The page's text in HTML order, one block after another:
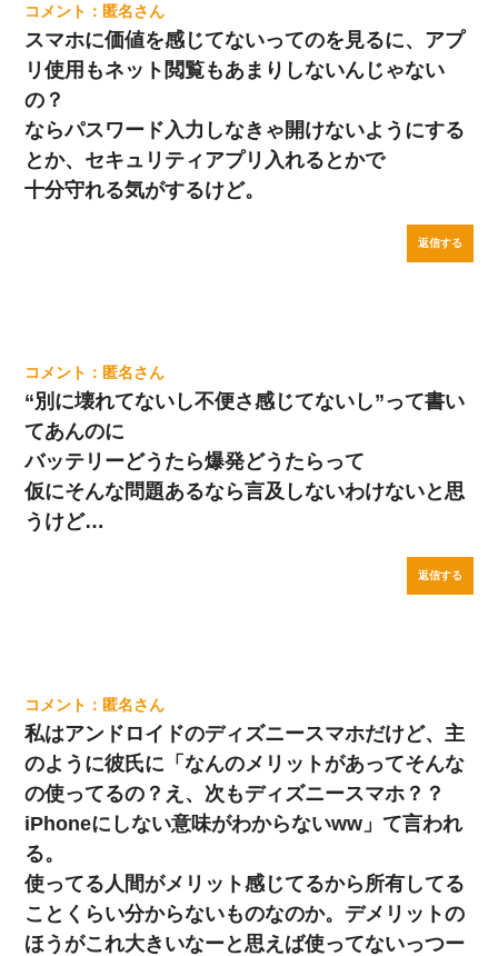
匿名
スマホに価値を感じてないってのを見るに、アプ
リ使用もネット閲覧もあまりしないんじゃない
の？
ならパスワード入力しなきゃ開けないようにする
とか、セキュリティアプリ入れるとかで
十分守れる気がするけど。
返信する
匿名
“別に壊れてないし不便さ感じてないし”って書い
てあんのに
バッテリーどうたら爆発どうたらって
仮にそんな問題あるなら言及しないわけないと思
うけど…
返信する
匿名
私はアンドロイドのディズニースマホだけど、主
のように彼氏に「なんのメリットがあってそんな
の使ってるの？え、次もディズニースマホ？？
iPhoneにしない意味がわからないww」て言われ
る。
使ってる人間がメリット感じてるから所有してる
ことくらい分からないものなのか。デメリットの
ほうがこれ大きいなーと思えば使ってないっつー